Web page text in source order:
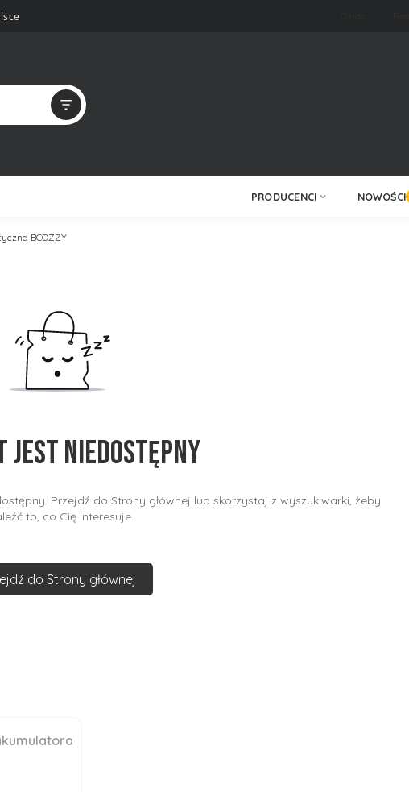
PRODUCENCI NOWOŚCI
BCOZZY
jest niedostępny
Przejdź do Strony głównej lub skorzystaj z wyszukiwarki, żeby
to, co Cię interesuje.
do Strony głównej